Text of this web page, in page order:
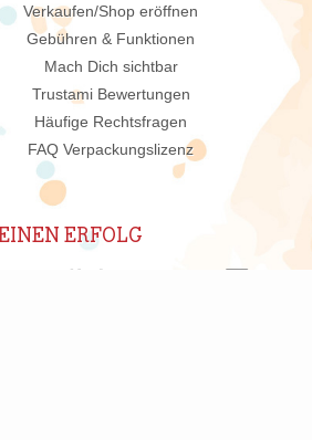
Verkaufen/Shop eröffnen
Gebühren & Funktionen
Mach Dich sichtbar
Trustami Bewertungen
Häufige Rechtsfragen
FAQ Verpackungslizenz
ERFOLG